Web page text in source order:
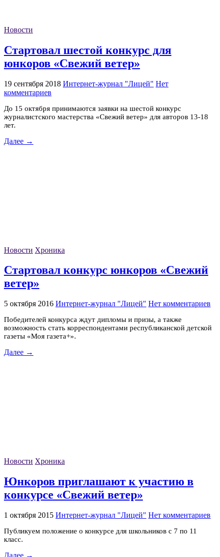
Новости
Стартовал шестой конкурс для
юнкоров «Свежий ветер»
19 сентября 2018 Интернет-журнал "Лицей" Нет
комментариев
До 15 октября принимаются заявки на шестой конкурс
журналистского мастерства «Свежий ветер» для авторов 13-18
лет.
Далее →
Новости Хроника
Стартовал конкурс юнкоров «Свежий
ветер»
5 октября 2016 Интернет-журнал "Лицей" Нет комментариев
Победителей конкурса ждут дипломы и призы, а также
возможность стать корреспондентами республиканской детской
газеты «Моя газета+».
Далее →
Новости Хроника
Юнкоров приглашают к участию в
конкурсе «Свежий ветер»
1 октября 2015 Интернет-журнал "Лицей" Нет комментариев
Публикуем положение о конкурсе для школьников с 7 по 11
класс.
Далее →